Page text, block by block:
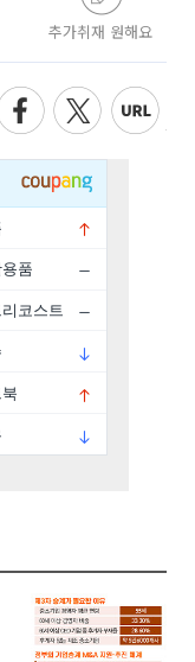
추가취재 원해요